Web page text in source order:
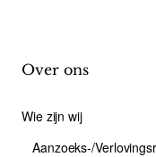
Over ons
Wie zijn wij